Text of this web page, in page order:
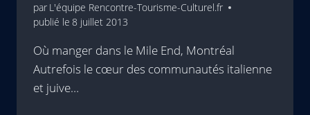
par L'équipe Rencontre-Tourisme-Culturel.fr
publié le 8 juillet 2013
Où manger dans le Mile End, Montréal
Autrefois le cœur des communautés italienne
et juive…